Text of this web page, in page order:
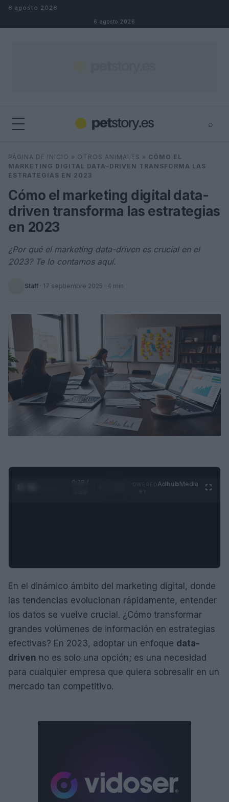
Saltar al contenido
6 agosto 2026
6 agosto 2026
⌕
Buscar
PÁGINA DE INICIO » OTROS ANIMALES » CÓMO EL
MARKETING DIGITAL DATA-DRIVEN TRANSFORMA LAS
ESTRATEGIAS EN 2023
Cómo el marketing digital data-
driven transforma las estrategias
en 2023
¿Por qué el marketing data-driven es crucial en el
2023? Te lo contamos aquí.
Staff · 17 septiembre 2025 · 4 min
0:29 /
AdhubMedia
En el dinámico ámbito del marketing digital, donde
las tendencias evolucionan rápidamente, entender
los datos se vuelve crucial. ¿Cómo transformar
grandes volúmenes de información en estrategias
efectivas? En 2023, adoptar un enfoque data-
driven no es solo una opción; es una necesidad
para cualquier empresa que quiera sobresalir en un
mercado tan competitivo.